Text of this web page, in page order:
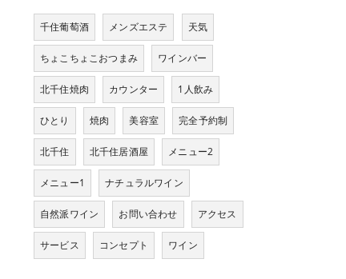
千住葡萄酒 メンズエステ 天気
ちょこちょこおつまみ ワインバー
北千住焼肉 カウンター 1人飲み
ひとり 焼肉 美容室 完全予約制
北千住 北千住居酒屋 メニュー2
メニュー1 ナチュラルワイン
自然派ワイン お問い合わせ アクセス
サービス コンセプト ワイン